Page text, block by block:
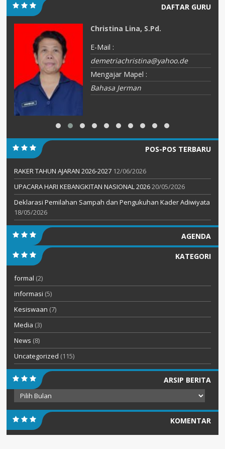
DAFTAR GURU
Christina Lina, S.Pd.
E-Mail :
demetriachristina@yahoo.de
Mengajar Mapel :
Bahasa Jerman
POS-POS TERBARU
RAKER TAHUN AJARAN 2026-2027 12/06/2026
UPACARA HARI KEBANGKITAN NASIONAL 202620/05/2026
Deklarasi Pemilahan Sampah dan Pengukuhan Kader Adiwiyata
18/05/2026
AGENDA
KATEGORI
formal (2)
informasi (5)
Kesiswaan (7)
Media (3)
News (8)
Uncategorized (115)
ARSIP BERITA
Arsip
Berita
KOMENTAR